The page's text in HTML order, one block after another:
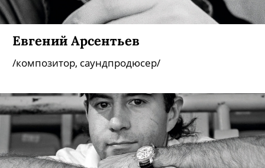
Евгений Арсентьев
/композитор, саундпродюсер/